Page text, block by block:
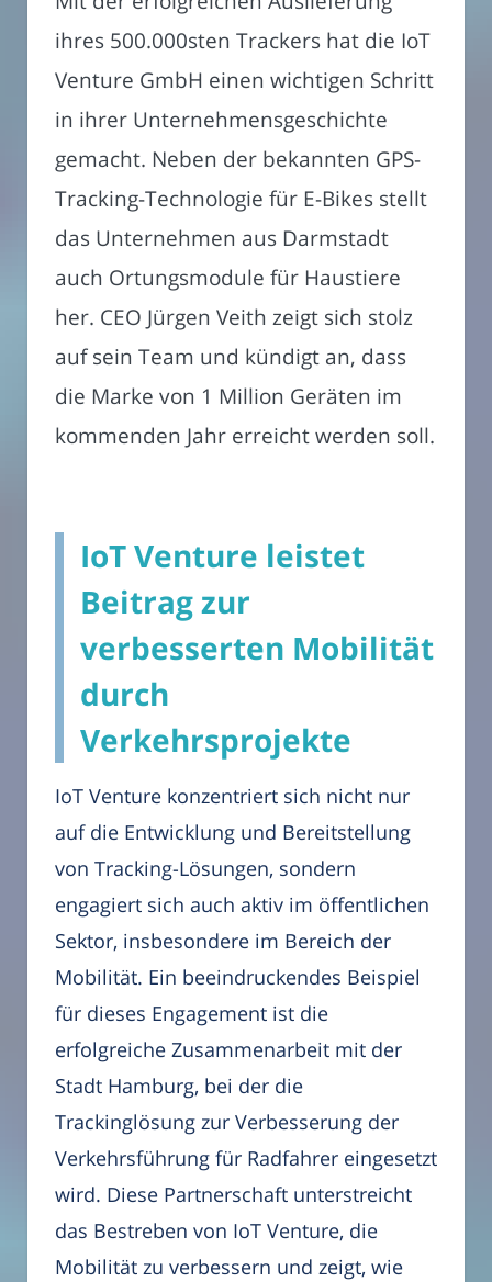
ihres 500.000sten Trackers hat die IoT
Venture GmbH einen wichtigen Schritt
in ihrer Unternehmensgeschichte
gemacht. Neben der bekannten GPS-
Tracking-Technologie für E-Bikes stellt
das Unternehmen aus Darmstadt
auch Ortungsmodule für Haustiere
her. CEO Jürgen Veith zeigt sich stolz
auf sein Team und kündigt an, dass
die Marke von 1 Million Geräten im
kommenden Jahr erreicht werden soll.
IoT Venture leistet
Beitrag zur
verbesserten Mobilität
durch
Verkehrsprojekte
IoT Venture konzentriert sich nicht nur
auf die Entwicklung und Bereitstellung
von Tracking-Lösungen, sondern
engagiert sich auch aktiv im öffentlichen
Sektor, insbesondere im Bereich der
Mobilität. Ein beeindruckendes Beispiel
für dieses Engagement ist die
erfolgreiche Zusammenarbeit mit der
Stadt Hamburg, bei der die
Trackinglösung zur Verbesserung der
Verkehrsführung für Radfahrer eingesetzt
wird. Diese Partnerschaft unterstreicht
das Bestreben von IoT Venture, die
Mobilität zu verbessern und zeigt, wie